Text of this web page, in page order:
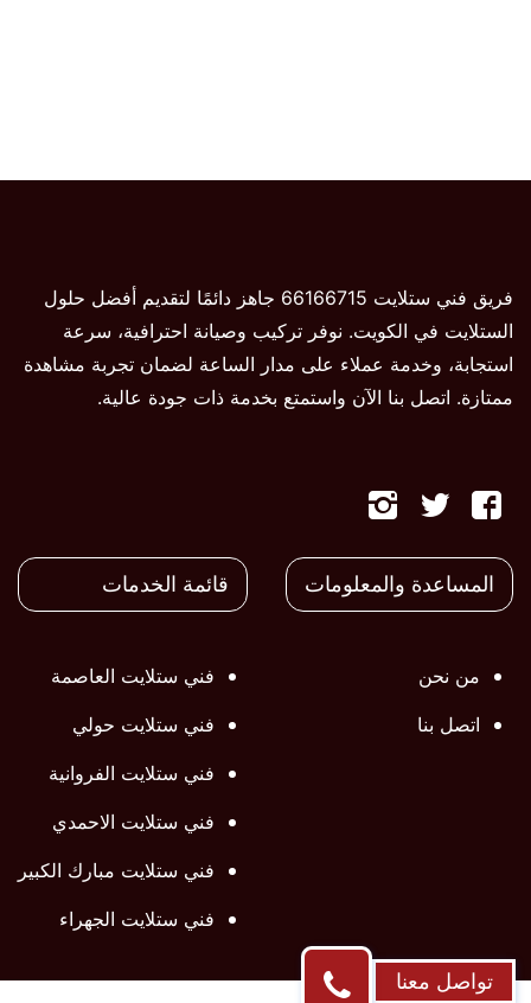
فريق فني ستلايت 66166715 جاهز دائمًا لتقديم أفضل حلول
الستلايت في الكويت. نوفر تركيب وصيانة احترافية، سرعة
استجابة، وخدمة عملاء على مدار الساعة لضمان تجربة مشاهدة
ممتازة. اتصل بنا الآن واستمتع بخدمة ذات جودة عالية.
تابعنا
على
تابعنا
علىعلى
المساعدة والمعلومات
من نحن
اتصل بنا
قائمة الخدمات
فني ستلايت العاصمة
فني ستلايت حولي
فني ستلايت الفروانية
فني ستلايت الاحمدي
فني ستلايت مبارك الكبير
فني ستلايت الجهراء
تواصل معنا